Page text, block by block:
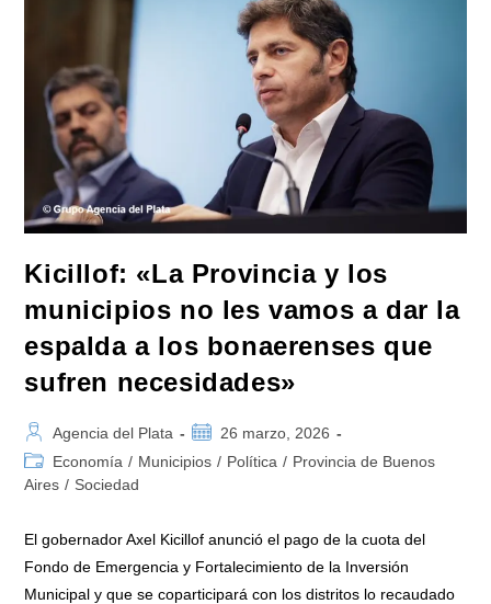
Programas
Inversión
Kicillof: «La Provincia y los
municipios no les vamos a dar la
espalda a los bonaerenses que
sufren necesidades»
Autor
de
la
Agencia del Plata
Publicación
de
26 marzo, 2026
Categoría
de
Economía / Municipios / Política / Provincia de Buenos
Aires / Sociedad
El gobernador Axel Kicillof anunció el pago de la cuota del
Fondo de Emergencia y Fortalecimiento de la Inversión
Municipal y que se coparticipará con los distritos lo recaudado